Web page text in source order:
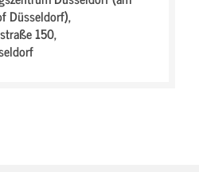
Düsseldorf),
150,